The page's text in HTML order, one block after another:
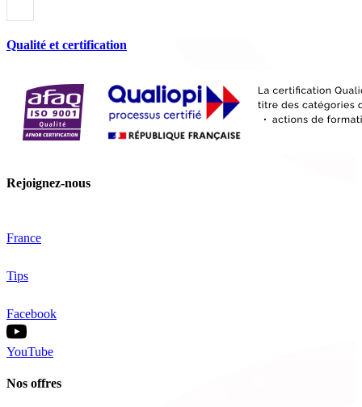
Qualité et certification
Rejoignez-nous
France
Tips
Facebook
YouTube
Nos offres